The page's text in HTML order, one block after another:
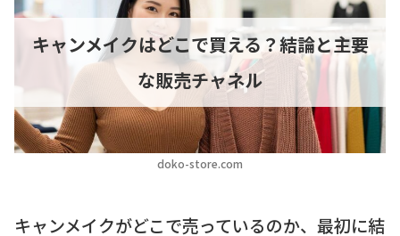
doko-store.com
キャンメイクはどこで買える？結論と主要
な販売チャネル
キャンメイクがどこで売っているのか、最初に結